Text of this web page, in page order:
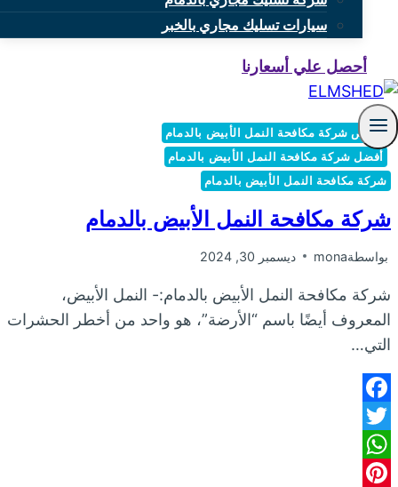
سيارات تسليك مجاري بالخبر
أحصل علي أسعارنا
أرخص شركة مكافحة النمل الأبيض بالدمام
أفضل شركة مكافحة النمل الأبيض بالدمام
شركة مكافحة النمل الأبيض بالدمام
شركة مكافحة النمل الأبيض بالدمام
بواسطةmona ديسمبر 30, 2024
شركة مكافحة النمل الأبيض بالدمام:- النمل الأبيض،
المعروف أيضًا باسم “الأرضة”، هو واحد من أخطر الحشرات
التي…
Facebook
Twitter
WhatsApp